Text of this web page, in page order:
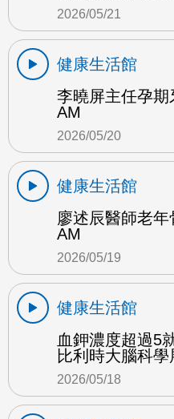
2026/05/21
健康生活館
李曉屏主任孕
AM
2026/05/20
健康生活館
廖述辰醫師老
AM
2026/05/19
健康生活館
血鉀濃度超過5
比利時大腦科學
2026/05/18